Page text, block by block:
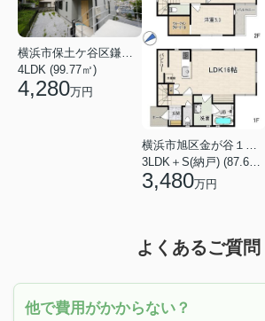
横浜市保土ケ谷区鎌谷町
4LDK (99.77㎡)
4,280万円
横浜市旭区金が谷１丁目
3LDK＋S(納戸) (87.61㎡)
3,480万円
よくあるご質問
他で費用がかからない？